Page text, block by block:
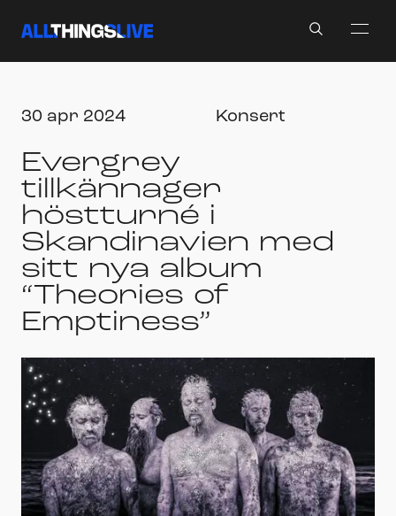
30 apr 2024 Konsert
Evergrey
tillkännager
höstturné i
Skandinavien med
sitt nya album
“Theories of
Emptiness”